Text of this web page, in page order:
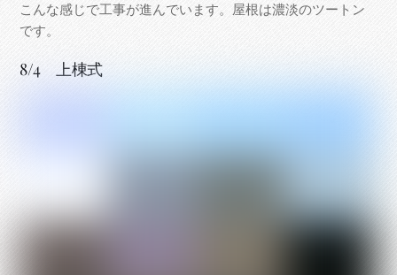
こんな感じで工事が進んでいます。屋根は濃淡のツートン
です。
8/4 上棟式